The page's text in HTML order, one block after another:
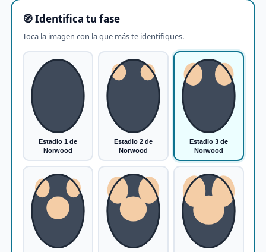
🧭 Identifica tu fase
Toca la imagen con la que más te identifiques.
Estadio 1 de
Norwood
Estadio 2 de
Norwood
Estadio 3 de
Norwood